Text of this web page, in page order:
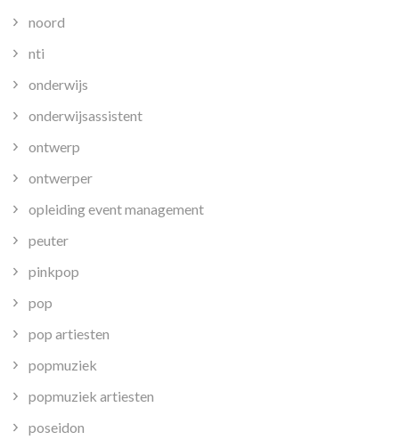
noord
nti
onderwijs
onderwijsassistent
ontwerp
ontwerper
opleiding event management
peuter
pinkpop
pop
pop artiesten
popmuziek
popmuziek artiesten
poseidon